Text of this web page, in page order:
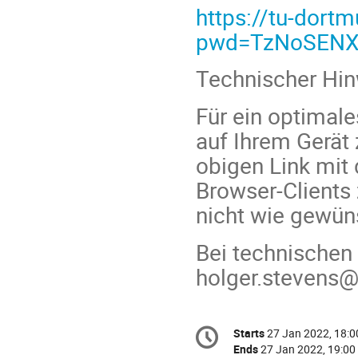
https://tu-
Technischer
Für ein
auf Ihrem
obigen Link mit
Browser-
nicht wie
Bei
Conference
information
Date/Time
Starts27 Jan 2022,
Ends27 Jan 2022, 19:00